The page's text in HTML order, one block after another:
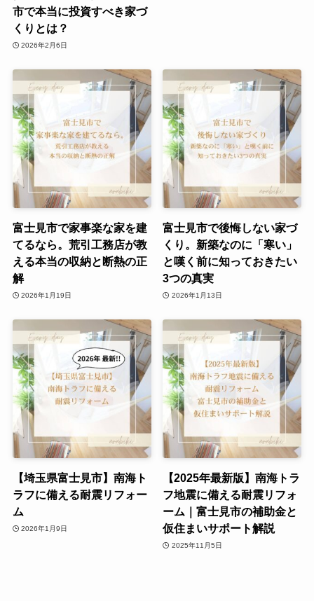
市で本当に投資すべき家づ
くりとは？
2026年2月6日
富士見市で家事楽な家を建
てるなら。荒引工務店が教
える本当の収納と断熱の正
解
2026年1月19日
富士見市で後悔しない家づ
くり。新築なのに「寒い」
と嘆く前に知っておきたい
3つの真実
2026年1月13日
【埼玉県富士見市】南海ト
ラフに備える耐震リフォー
ム
2026年1月9日
【2025年最新版】南海トラ
フ地震に備える耐震リフォ
ーム｜富士見市の補助金と
仮住まいサポート解説
2025年11月5日